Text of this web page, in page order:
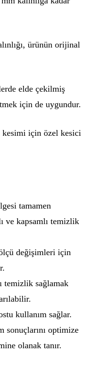
ürünün orijinal
elde çekilmiş
için de uygundur.
için özel kesici
tamamen
ve kapsamlı temizlik
değişimleri için
temizlik sağlamak
kullanım sağlar.
optimize
olanak tanır.